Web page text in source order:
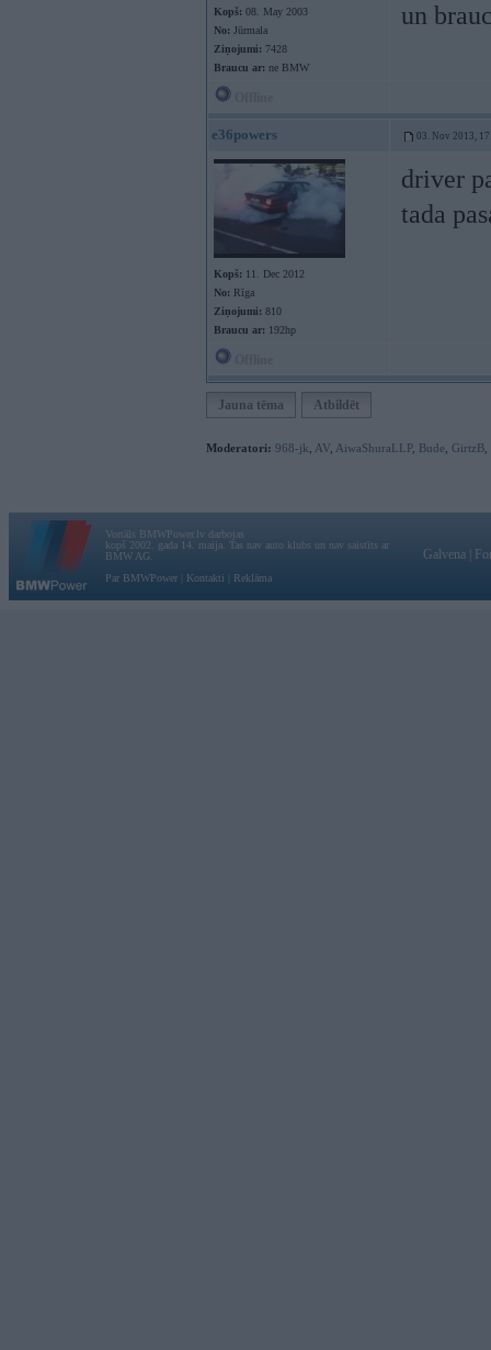
Kopš: 08. May 2003
No: Jūrmala
Ziņojumi: 7428
Braucu ar: ne BMW
un
e36powers 03. Nov 2013,
Kopš: 11. Dec 2012
No: Rīga
Ziņojumi: 810
Braucu ar: 192hp
driver
tada
Jauna tēma Atbildēt
Moderatori: 968-jk AV AiwaShuraLLP, Bude GirtzB
Vortāls BMWPower.lv darbojas
kopš 2002. gada 14. maija. Tas nav auto klubs un nav saistīts ar
BMW AG.
Par BMWPower
Kontakti Reklāma
Galvena